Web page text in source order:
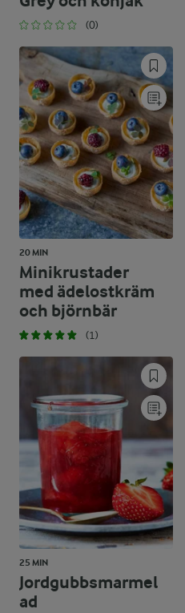
(0)
20 MIN
Minikrustader
med ädelostkräm
och björnbär
(1)
25 MIN
Jordgubbsmarmel
ad